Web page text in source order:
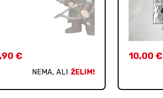
€
NEMA, ALI ŽELIM!
10,00€